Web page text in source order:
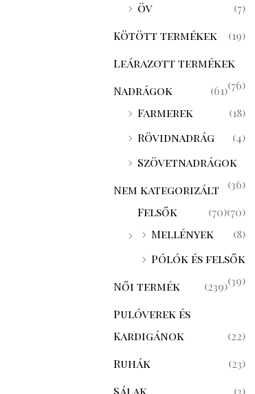
öv
(7)
Kötött termékek
(19)
Leárazott termékek
(76)
Nadrágok
(61)
Farmerek
(18)
Rövidnadrág
(4)
Szövetnadrágok
(36)
Nem kategorizált
(70)
Felsők
(70)
Mellények
(8)
Pólók és felsők
(39)
Női termék
(239)
Pulóverek és
Kardigánok
(22)
Ruhák
(23)
Sálak
(3)